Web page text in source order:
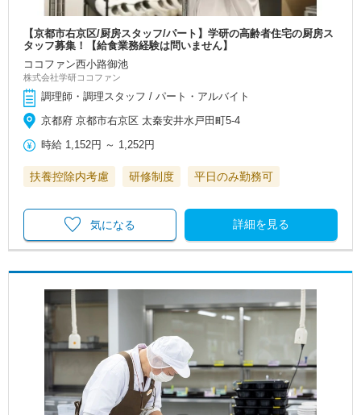
【京都市右京区/厨房スタッフ/パート】学研の高齢者住宅の厨房ス
タッフ募集！【給食業務経験は問いません】
ココファン西小路御池
株式会社学研ココファン
調理師・調理スタッフ / パート・アルバイト
京都府 京都市右京区 太秦安井水戸田町5-4
時給 1,152円 ～ 1,252円
扶養控除内考慮 研修制度 平日のみ勤務可
詳細を見る
気になる